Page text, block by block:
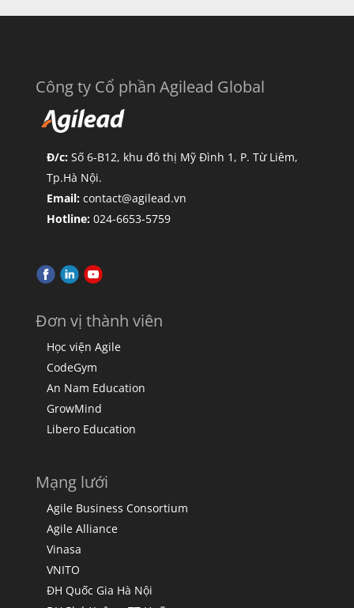
Công ty Cổ phần Agilead Global
Đ/c:Số 6-B12, khu đô thị Mỹ Đình 1, P. Từ Liêm,
Tp.Hà Nội.
Email: contact@agilead.vn
Hotline:024-6653-5759
Đơn vị thành viên
Học viện Agile
CodeGym
An Nam Education
GrowMind
Libero Education
Mạng lưới
Agile Business Consortium
Agile Alliance
Vinasa
VNITO
ĐH Quốc Gia Hà Nội